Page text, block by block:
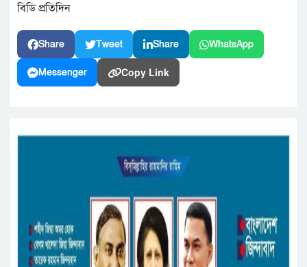
বিডি প্রতিদিন
Share Tweet Share WhatsApp
Messenger Copy Link